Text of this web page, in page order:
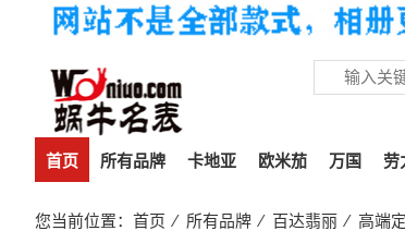
首页 所有品牌 卡地亚 欧米茄 万国 劳
您当前位置： 首页 ⁄ 所有品牌 ⁄ 百达翡丽 ⁄ 高端